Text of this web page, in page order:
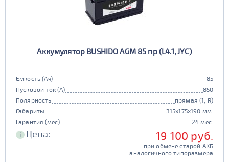
Аккумулятор BUSHIDO AGM 85 пр (L4.1, JYC)
Емкость (Ач)
85
Пусковой ток (А)
850
Полярность
прямая (1, R)
Габариты
315x175x190 мм.
Гарантия (мес)
24 мес.
i Цена: 19 100 руб.
при обмене старой АКБ
аналогичного типоразмера